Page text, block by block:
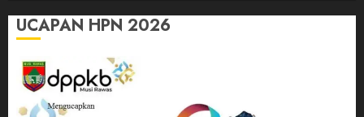
UCAPAN HPN 2026